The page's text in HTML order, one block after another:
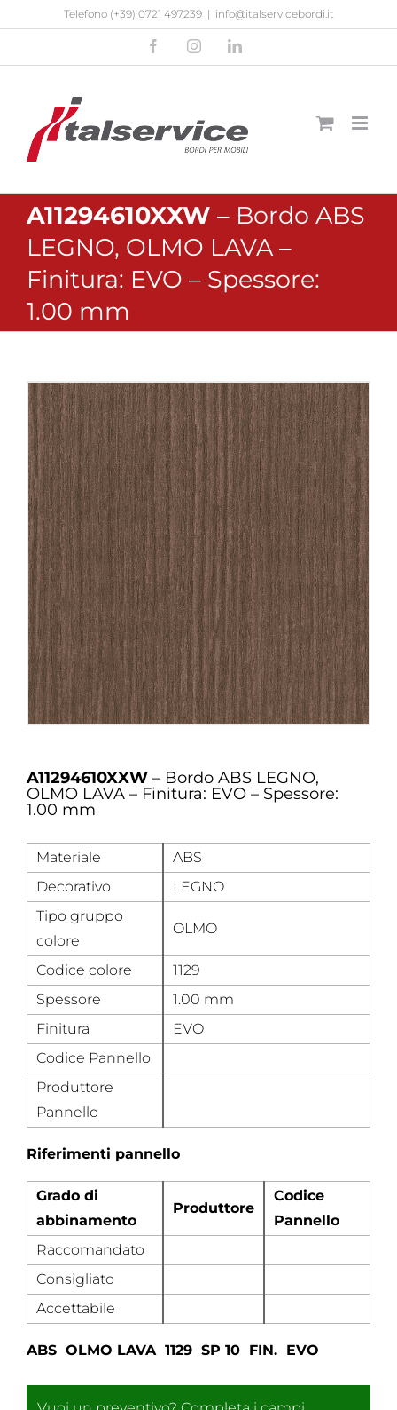
contenuto
Telefono (+39) 0721 497239 | info@italservicebordi.it
FacebookInstagramLinkedIn
A11294610XXW – Bordo ABS
LEGNO, OLMO LAVA –
Finitura: EVO – Spessore:
1.00 mm
A11294610XXW – Bordo ABS LEGNO,
OLMO LAVA – Finitura: EVO – Spessore:
1.00 mm
Materiale
ABS
Decorativo
LEGNO
Tipo gruppo
colore
OLMO
Codice colore
1129
Spessore
1.00 mm
Finitura
EVO
Codice Pannello
Produttore
Pannello
Riferimenti pannello
Grado di
abbinamento
Produttore
Codice
Pannello
Raccomandato
Consigliato
Accettabile
ABS OLMO LAVA 1129 SP 10 FIN. EVO